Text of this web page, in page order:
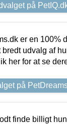
på
er en 100%
udvalg af
her for at se
på
finde billigt